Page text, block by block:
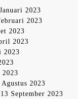
2023
2023
2023
2023
2023
2023
September 2023